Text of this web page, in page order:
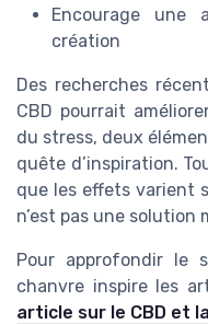
Encourage une
création
Des recherches
CBD pourrait
du stress, deux
quête d’inspiration.
que les effets varient
n’est pas une solution
Pour approfondir le
chanvre inspire les
article sur le CBD et